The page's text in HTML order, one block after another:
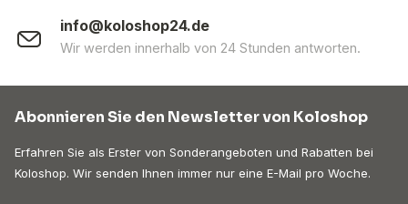
info@koloshop24.de
Wir werden innerhalb von 24 Stunden antworten.
Abonnieren Sie den Newsletter von Koloshop
Erfahren Sie als Erster von Sonderangeboten und Rabatten bei
Koloshop. Wir senden Ihnen immer nur eine E-Mail pro Woche.